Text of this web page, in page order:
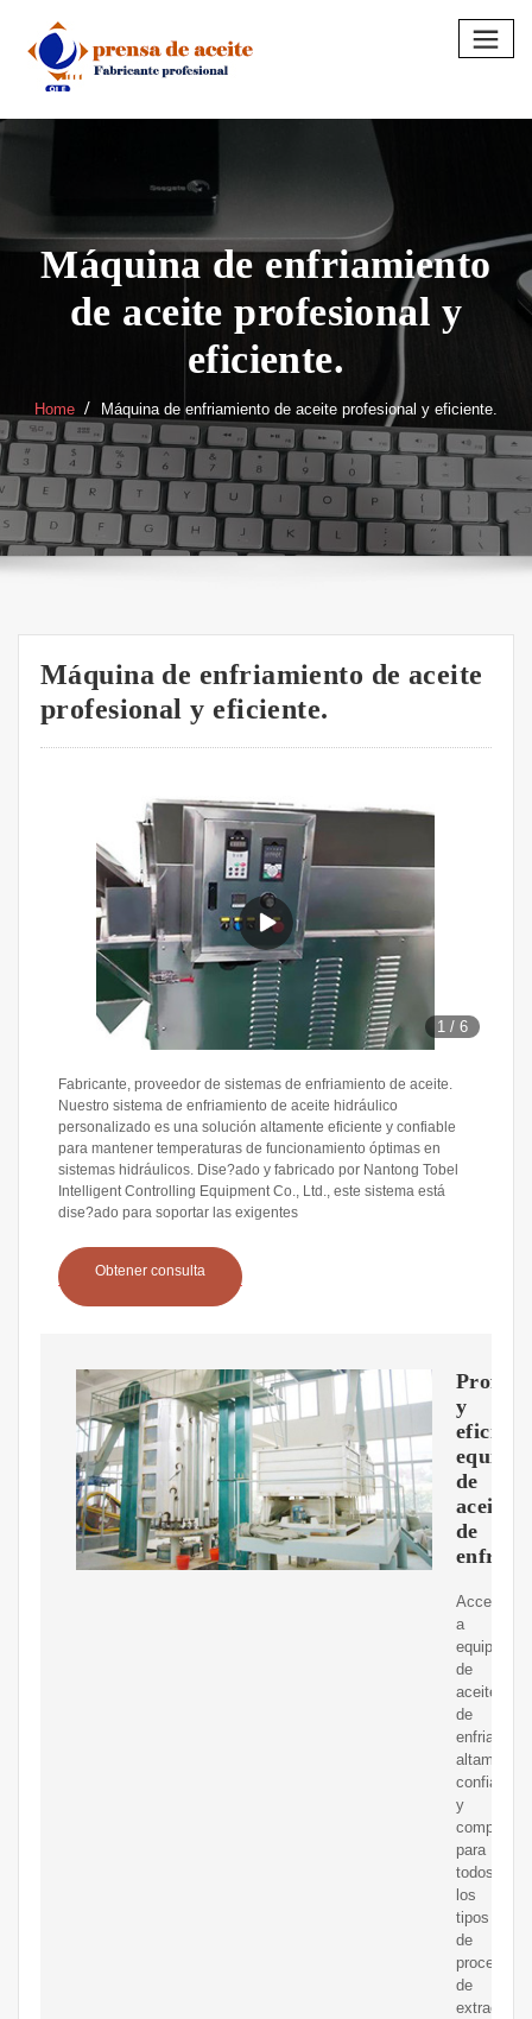
content
Máquina de enfriamiento
de aceite profesional y
eficiente.
Home Máquina de enfriamiento de aceite profesional y eficiente.
Máquina de enfriamiento de aceite
profesional y eficiente.
1 /6
Fabricante, proveedor de sistemas de enfriamiento de aceite.
Nuestro sistema de enfriamiento de aceite hidráulico
personalizado es una solución altamente eficiente y confiable
para mantener temperaturas de funcionamiento óptimas en
sistemas hidráulicos. Dise?ado y fabricado por Nantong Tobel
Intelligent Controlling Equipment Co., Ltd., este sistema está
dise?ado para soportar las exigentes
Obtener consulta
y
equipos
de
aceite
de
Acceda
a
equipos
de
aceite
de
altamente
confiables
y
para
todos
los
tipos
de
procesos
de
extracción